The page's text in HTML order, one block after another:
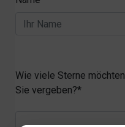
Wie viele Sterne möchten
Sie vergeben?*